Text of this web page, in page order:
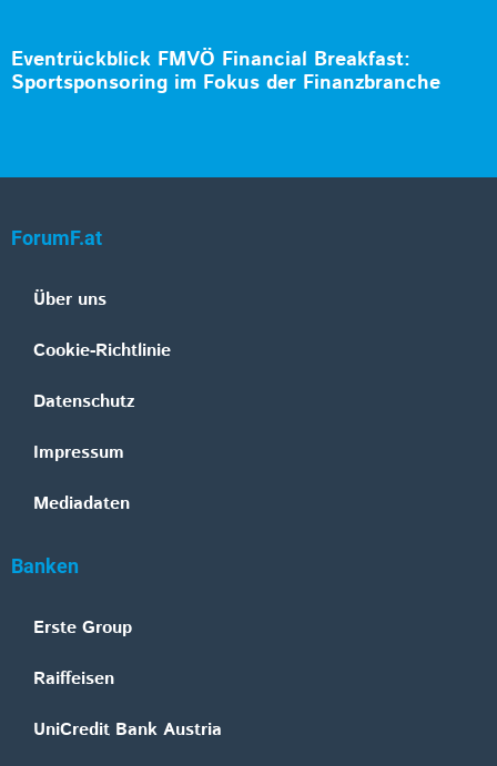
Eventrückblick FMVÖ Financial Breakfast:
Sportsponsoring im Fokus der Finanzbranche
ForumF.at
Über uns
Cookie-Richtlinie
Datenschutz
Impressum
Mediadaten
Banken
Erste Group
Raiffeisen
UniCredit Bank Austria